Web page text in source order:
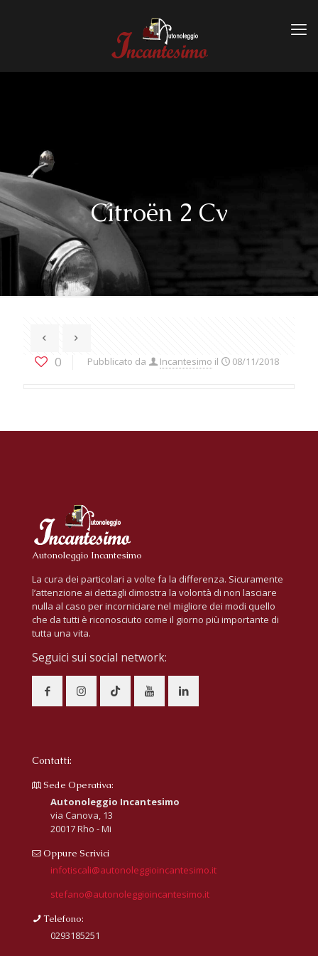
Citroën 2 Cv
0 Pubblicato da Incantesimo il 08/11/2018
Autonoleggio Incantesimo
La cura dei particolari a volte fa la differenza. Sicuramente
l’attenzione ai dettagli dimostra la volontà di non lasciare
nulla al caso per incorniciare nel migliore dei modi quello
che da tutti è riconosciuto come il giorno più importante di
tutta una vita.
Seguici sui social network:
Contatti:
Sede Operativa:
Autonoleggio Incantesimo
via Canova, 13
20017 Rho - Mi
Oppure Scrivici
infotiscali@autonoleggioincantesimo.it
stefano@autonoleggioincantesimo.it
Telefono:
0293185251